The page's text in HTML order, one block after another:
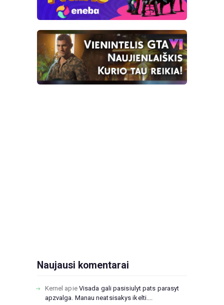
Naujausi komentarai
Kernel apie Visada gali pasisiulyt pats parasyt
apzvalga. Manau neatsisakys ikelti....